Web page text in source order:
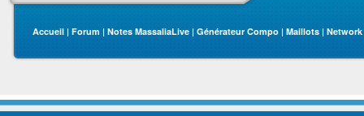
Accueil | Forum | Notes MassaliaLive | Générateur Compo | Maillots | Network